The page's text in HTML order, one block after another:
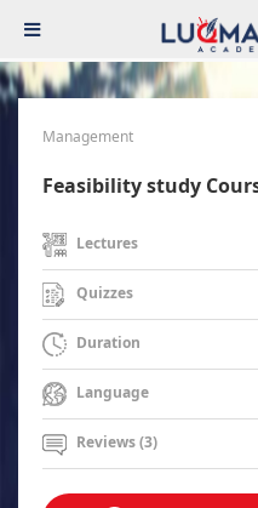
Management
Lectures
Quizzes
Duration
Language
Reviews (3)